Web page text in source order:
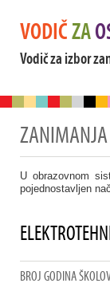
VODIČZA
Vodič za izbor
ZANIMANJA
U obrazovnom
pojednostavljen
BROJ GODINA